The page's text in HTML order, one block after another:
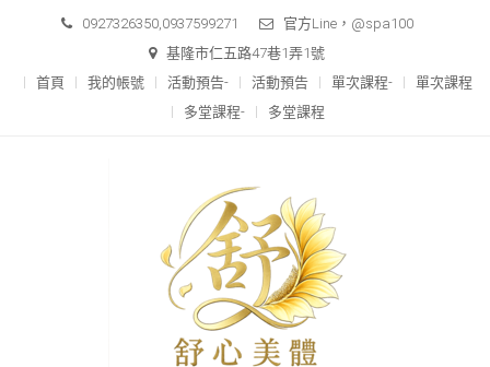
content
0927326350,0937599271
官方Line，@spa100
基隆市仁五路47巷1弄1號
首頁
我的帳號 活動預告- 活動預告 單次課程-
單次課程
多堂課程-
多堂課程